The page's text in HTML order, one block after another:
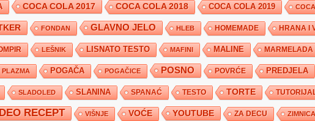
COCA COLA 2017 COCA COLA 2018 COCA COLA 2019
FONDAN GLAVNO JELO HLEB HOMEMADE HRANA I
LEŠNIK LISNATO TESTO MAFINI MALINE MARMELADA
PLAZMA POGAČA POGAČICE POSNO POVRĆE PREDJELA
SLADOLED SLANINA SPANAĆ TESTO TORTE
RECEPT VIŠNJE VOĆE YOUTUBE ZA DECU ZIMNICA